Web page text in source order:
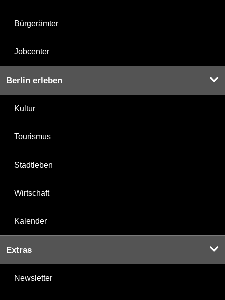
Bürgerämter
Jobcenter
Berlin erleben
Kultur
Tourismus
Stadtleben
Wirtschaft
Kalender
Extras
Newsletter